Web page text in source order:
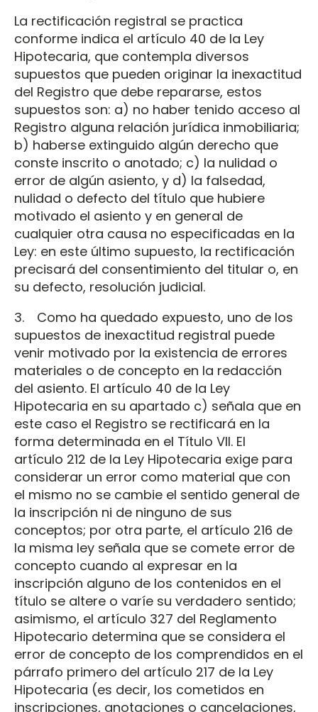
La rectificación registral se practica
conforme indica el artículo 40 de la Ley
Hipotecaria, que contempla diversos
supuestos que pueden originar la inexactitud
del Registro que debe repararse, estos
supuestos son: a) no haber tenido acceso al
Registro alguna relación jurídica inmobiliaria;
b) haberse extinguido algún derecho que
conste inscrito o anotado; c) la nulidad o
error de algún asiento, y d) la falsedad,
nulidad o defecto del título que hubiere
motivado el asiento y en general de
cualquier otra causa no especificadas en la
Ley: en este último supuesto, la rectificación
precisará del consentimiento del titular o, en
su defecto, resolución judicial.
3. Como ha quedado expuesto, uno de los
supuestos de inexactitud registral puede
venir motivado por la existencia de errores
materiales o de concepto en la redacción
del asiento. El artículo 40 de la Ley
Hipotecaria en su apartado c) señala que en
este caso el Registro se rectificará en la
forma determinada en el Título VII. El
artículo 212 de la Ley Hipotecaria exige para
considerar un error como material que con
el mismo no se cambie el sentido general de
la inscripción ni de ninguno de sus
conceptos; por otra parte, el artículo 216 de
la misma ley señala que se comete error de
concepto cuando al expresar en la
inscripción alguno de los contenidos en el
título se altere o varíe su verdadero sentido;
asimismo, el artículo 327 del Reglamento
Hipotecario determina que se considera el
error de concepto de los comprendidos en el
párrafo primero del artículo 217 de la Ley
Hipotecaria (es decir, los cometidos en
inscripciones, anotaciones o cancelaciones,